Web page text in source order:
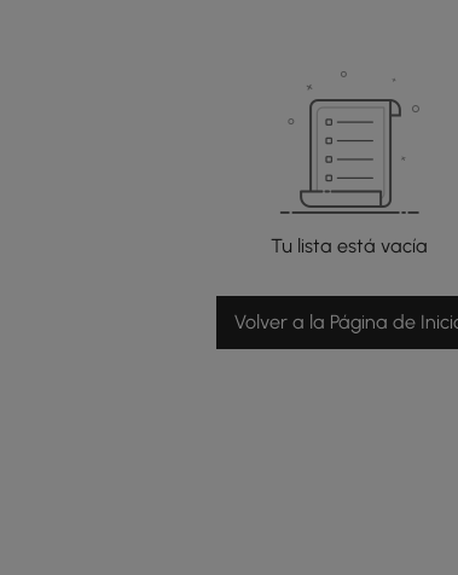
Tu lista está vacía
Volver a la Página de